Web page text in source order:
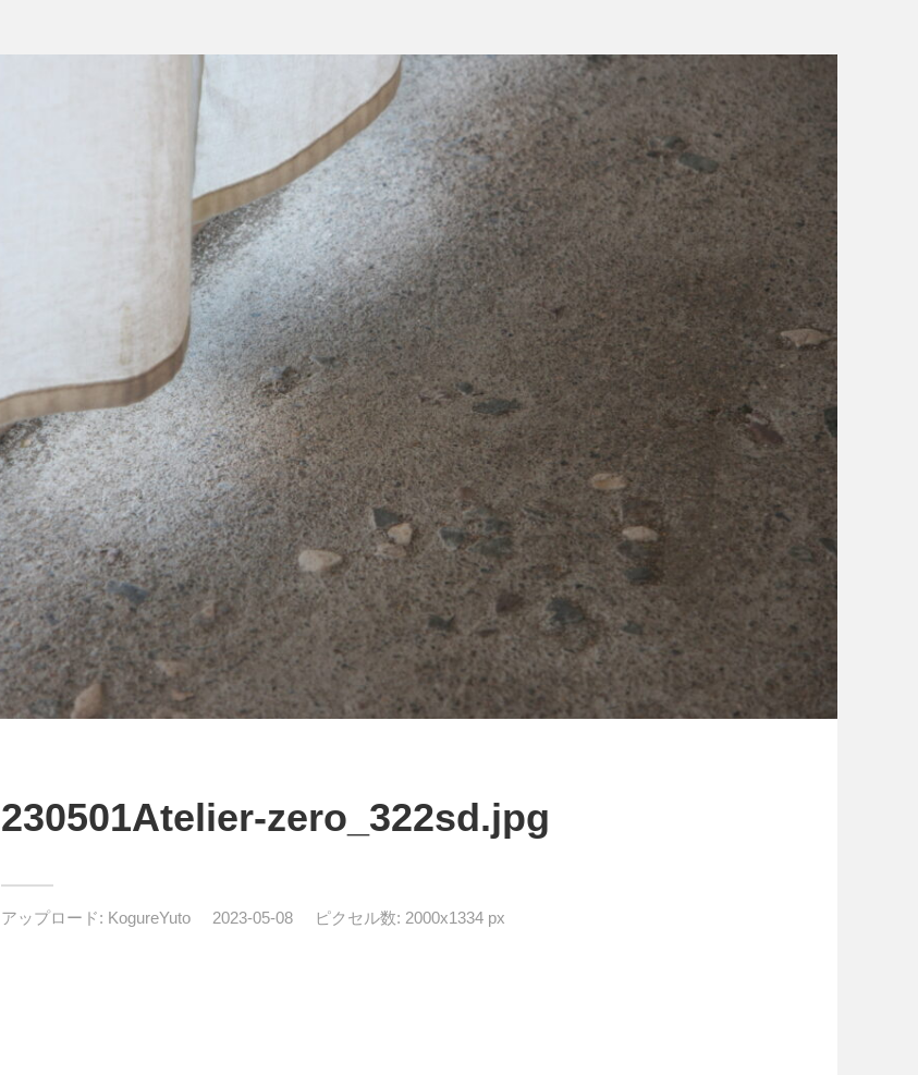
230501Atelier-zero_322sd.jpg
アップロード: KogureYuto 2023-05-08 ピクセル数: 2000x1334 px